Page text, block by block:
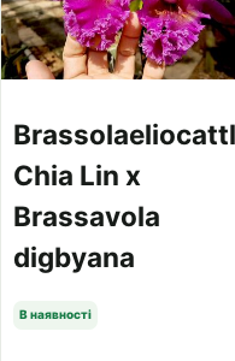
Chia Lin x
Brassavola
digbyana
В наявності